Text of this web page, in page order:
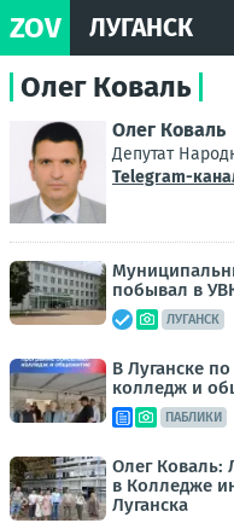
ZOV ЛУГАНСК
Олег Коваль
Олег Коваль
Депутат
Telegram-
побывал в
ЛУГАНСК
В Луганске
колледж и
ПАБЛИКИ
Олег Коваль:
в Колледже
Луганска